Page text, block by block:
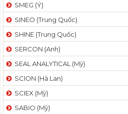
SMEG (Ý)
SINEO (Trung Quốc)
SHINE (Trung Quốc)
SERCON (Anh)
SEAL ANALYTICAL (Mỹ)
SCION (Hà Lan)
SCIEX (Mỹ)
SABIO (Mỹ)